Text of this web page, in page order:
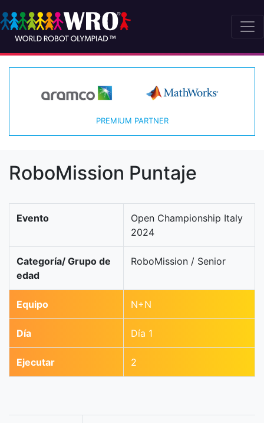
PREMIUM PARTNER
RoboMission Puntaje
Evento
Open Championship Italy
2024
Categoría/ Grupo de
edad
RoboMission / Senior
Equipo N+N
Día Día 1
Ejecutar 2